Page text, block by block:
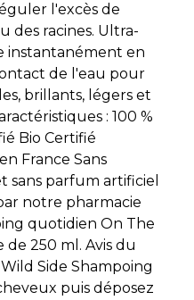
l'excès de
des racines. Ultra-
instantanément en
de l'eau pour
brillants, légers et
: 100 %
Bio Certifié
France Sans
sans parfum artificiel
notre pharmacie
quotidien On The
250 ml. Avis du
Side Shampoing
puis déposez